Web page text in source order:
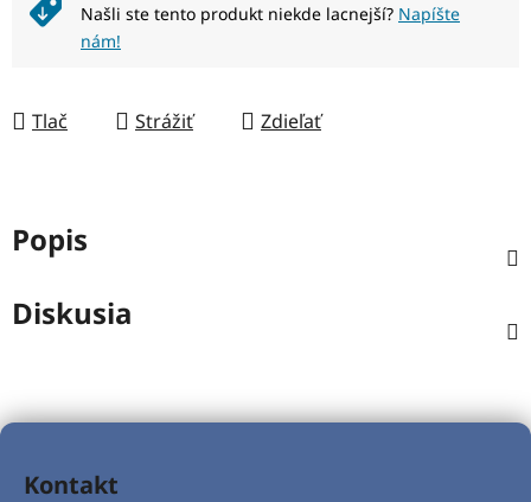
Našli ste tento produkt niekde lacnejší? Napíšte
nám!
Tlač Strážiť Zdieľať
Popis
Diskusia
Z
Kontakt